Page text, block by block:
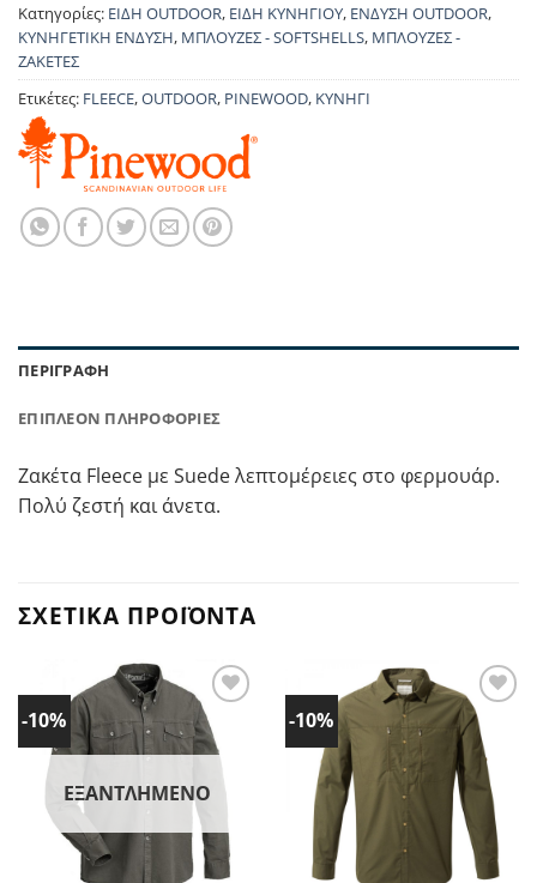
Κατηγορίες: ΕΙΔΗ OUTDOOR, ΕΙΔΗ ΚΥΝΗΓΙΟΥ, ΕΝΔΥΣΗ OUTDOOR,
ΚΥΝΗΓΕΤΙΚΗ ΕΝΔΥΣΗ, ΜΠΛΟΥΖΕΣ - SOFTSHELLS, ΜΠΛΟΥΖΕΣ -
ΖΑΚΕΤΕΣ
Ετικέτες: FLEECE,OUTDOOR, PINEWOOD, ΚΥΝΗΓΙ
ΠΕΡΙΓΡΑΦΉ
ΕΠΙΠΛΈΟΝ ΠΛΗΡΟΦΟΡΊΕΣ
Ζακέτα Fleece με Suede λεπτομέρειες στο φερμουάρ.
Πολύ ζεστή και άνετα.
ΣΧΕΤΙΚΆ ΠΡΟΪΌΝΤΑ
-10%
Προσθήκη
στα
Αγαπημένα!
ΕΞΑΝΤΛΗΜΈΝΟ
-10%
Προσθήκη
στα
Αγαπημένα!